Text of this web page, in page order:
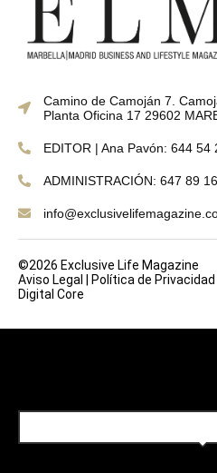
Camino de Camoján 7.
Planta Oficina 17 29602
EDITOR | Ana Pavón: 644 54
ADMINISTRACIÓN: 647 89
©2026 Exclusive Life Magazine
Aviso Legal
Política de Privacidad
Digital Core